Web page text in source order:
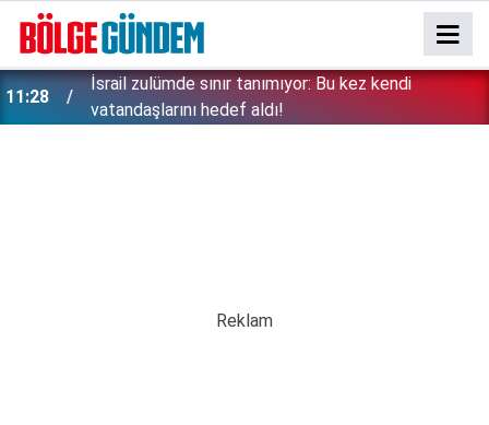
11:28
İsrail zulümde sınır tanımıyor: Bu kez kendi
vatandaşlarını hedef aldı!